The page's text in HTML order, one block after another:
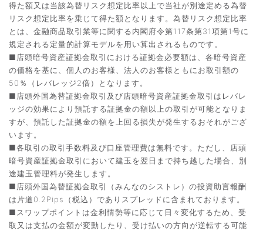
得た額又は当該為替リスク想定比率以上で当社が別途定める為替
リスク想定比率を乗じて得た額となります。為替リスク想定比率
とは、金融商品取引業等に関する内閣府令第117条第31項第1号に
規定される定量的計算モデルを用い算出されるものです。
■店頭暗号資産証拠金取引における証拠金必要額は、各暗号資産
の価格を基に、個人のお客様、法人のお客様ともにお取引額の
50％（レバレッジ2倍）となります。
■店頭外国為替証拠金取引及び店頭暗号資産証拠金取引はレバレ
ッジの効果により預託する証拠金の額以上の取引が可能となりま
すが、預託した証拠金の額を上回る損失が発生するおそれがござ
います。
■各取引の取引手数料及び口座管理費は無料です。ただし、店頭
暗号資産証拠金取引において建玉を翌日まで持ち越した場合、別
途建玉管理料が発生します。
■店頭外国為替証拠金取引（みんなのシストレ）の投資助言報酬
は片道0.2Pips（税込）でありスプレッドに含まれております。
■スワップポイントは金利情勢等に応じて日々変化するため、受
取又は支払の金額が変動したり、受け払いの方向が逆転する可能